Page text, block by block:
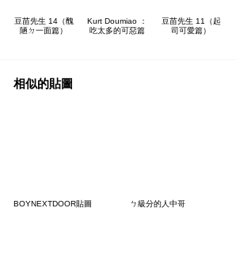
豆苗先生 14（醜
陋ㄉ一面篇）
Kurt Doumiao ：
吃太多的可惡篇
豆苗先生 11（起
司可愛篇）
相似的貼圖
BOYNEXTDOOR貼圖 ㄅ級分的人中哥